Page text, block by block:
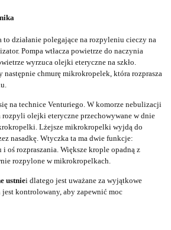
działanie polegające na rozpyleniu cieczy na
Pompa wtłacza powietrze do naczynia
wyrzuca olejki eteryczne na szkło.
chmurę mikrokropelek, która rozprasza
na technice Venturiego. W komorze nebulizacji
rozpyli olejki eteryczne przechowywane w dnie
Lżejsze mikrokropelki wyjdą do
nasadkę. Wtyczka ta ma dwie funkcje:
oś rozpraszania. Większe krople opadną z
rozpylone w mikrokropelkach.
ustniei dlatego jest uważane za wyjątkowe
kontrolowany, aby zapewnić moc